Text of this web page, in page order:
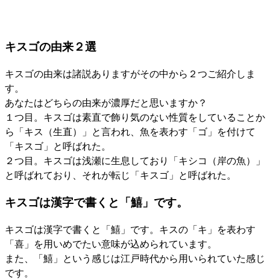
キスゴの由来２選
キスゴの由来は諸説ありますがその中から２つご紹介しま
す。
あなたはどちらの由来が濃厚だと思いますか？
１つ目。キスゴは素直で飾り気のない性質をしていることか
ら「キス（生直）」と言われ、魚を表わす「ゴ」を付けて
「キスゴ」と呼ばれた。
２つ目。キスゴは浅瀬に生息しており「キシコ（岸の魚）」
と呼ばれており、それが転じ「キスゴ」と呼ばれた。
キスゴは漢字で書くと「鱚」です。
キスゴは漢字で書くと「鱚」です。キスの「キ」を表わす
「喜」を用いめでたい意味が込められています。
また、「鱚」という感じは江戸時代から用いられていた感じ
です。